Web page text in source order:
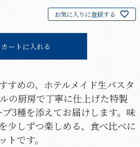
お気に入りに登録する
カートに入れる
すめの、ホテルメイド生パスタ
の厨房で丁寧に仕上げた特製
3種を添えてお届けします。味
少しずつ楽しめる、食べ比べに
トです。